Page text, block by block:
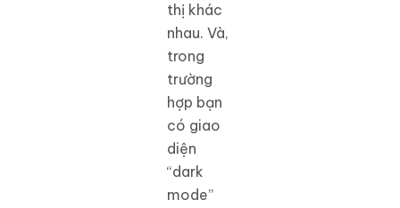
thị khác
nhau. Và,
trong
trường
hợp bạn
có giao
diện
“dark
mode”